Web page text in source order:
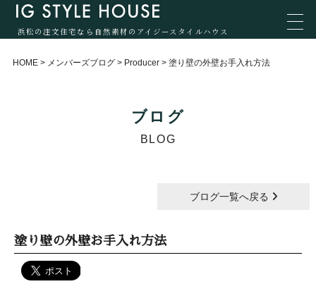
浜松の注文住宅なら自然素材のアイジースタイルハウス
HOME > メンバーズブログ > Producer > 塗り壁の外壁お手入れ方法
ブログ
BLOG
ブログ一覧へ戻る
塗り壁の外壁お手入れ方法